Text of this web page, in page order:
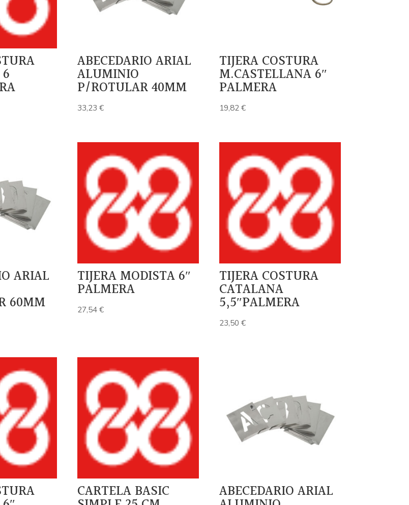
ABECEDARIO ARIAL
ALUMINIO
P/ROTULAR 40MM
33,23€
TIJERA COSTURA
M.CASTELLANA 6″
PALMERA
19,82€
ARIAL
60MM
TIJERA MODISTA 6″
PALMERA
27,54€
TIJERA COSTURA
CATALANA
5,5″PALMERA
23,50€
CARTELA BASIC ABECEDARIO ARIAL